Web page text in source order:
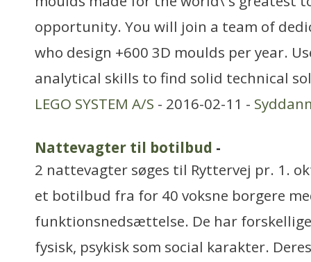
opportunity. You will join a team of
who design +600 3D moulds per year.
analytical skills to find solid technical
LEGO SYSTEM A/S - 2016-02-11 -
Nattevagter til botilbud -
2 nattevagter søges til Ryttervej pr. 1.
et botilbud fra for 40 voksne borgere
funktionsnedsættelse. De har
fysisk, psykisk som social karakter.